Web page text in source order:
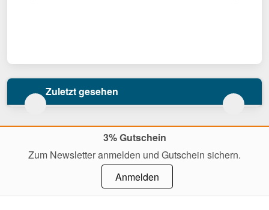
Zuletzt gesehen
3% Gutschein
Zum Newsletter anmelden und Gutschein sichern.
Anmelden